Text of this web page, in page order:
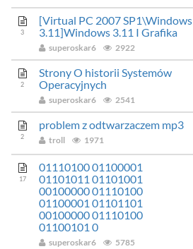
3
[Virtual PC 2007 SP1\Windows
3.11]Windows 3.11 I Grafika
superoskar6 2922
2
Strony O historii Systemów
Operacyjnych
superoskar6 2541
2
problem z odtwarzaczem mp3
troll 1971
17
01110100 01100001
01101011 01101001
00100000 01110100
01100001 01101101
00100000 01110100
01100101 0
superoskar6 5785